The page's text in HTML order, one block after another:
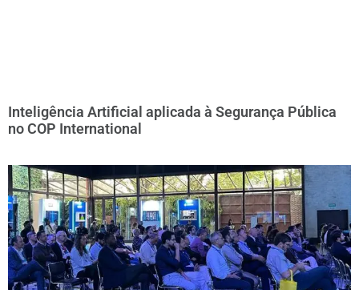
Inteligência Artificial aplicada à Segurança Pública
no COP International